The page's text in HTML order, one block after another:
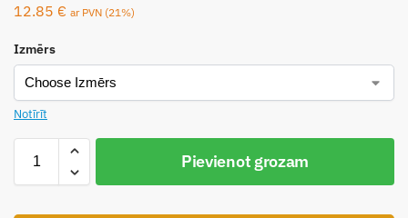
12.85 € ar PVN (21%)
Izmērs
Notīrīt
Pievienot grozam